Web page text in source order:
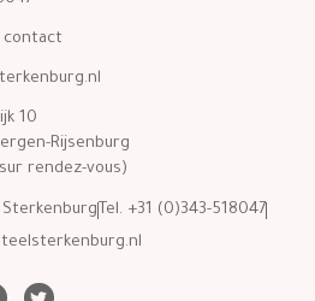
contact
10
Rijsenburg
rendez-vous)
Tel. +31 (0)343-518047
T